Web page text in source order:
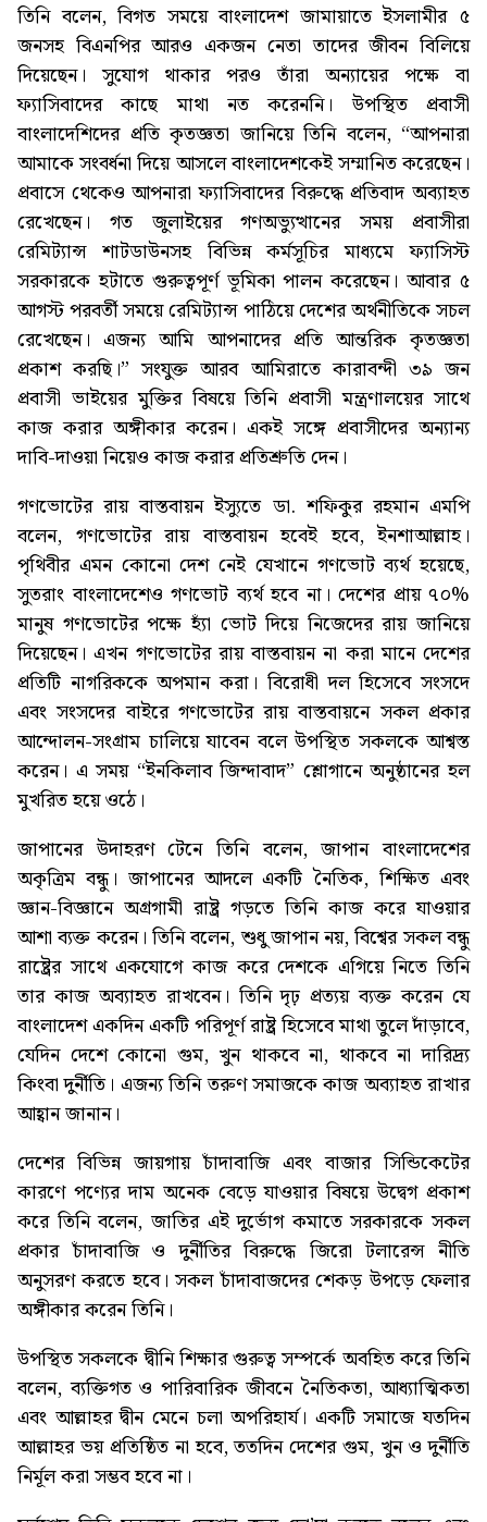
তিনি বলেন, বিগত সময়ে বাংলাদেশ জামায়াতে ইসলামীর ৫
জনসহ বিএনপির আরও একজন নেতা তাদের জীবন বিলিয়ে
দিয়েছেন। সুযোগ থাকার পরও তাঁরা অন্যায়ের পক্ষে বা
ফ্যাসিবাদের কাছে মাথা নত করেননি। উপস্থিত প্রবাসী
বাংলাদেশিদের প্রতি কৃতজ্ঞতা জানিয়ে তিনি বলেন, “আপনারা
আমাকে সংবর্ধনা দিয়ে আসলে বাংলাদেশকেই সম্মানিত করেছেন।
প্রবাসে থেকেও আপনারা ফ্যাসিবাদের বিরুদ্ধে প্রতিবাদ অব্যাহত
রেখেছেন। গত জুলাইয়ের গণঅভ্যুত্থানের সময় প্রবাসীরা
রেমিট্যান্স শাটডাউনসহ বিভিন্ন কর্মসূচির মাধ্যমে ফ্যাসিস্ট
সরকারকে হটাতে গুরুত্বপূর্ণ ভূমিকা পালন করেছেন। আবার ৫
আগস্ট পরবর্তী সময়ে রেমিট্যান্স পাঠিয়ে দেশের অর্থনীতিকে সচল
রেখেছেন। এজন্য আমি আপনাদের প্রতি আন্তরিক কৃতজ্ঞতা
প্রকাশ করছি।” সংযুক্ত আরব আমিরাতে কারাবন্দী ৩৯ জন
প্রবাসী ভাইয়ের মুক্তির বিষয়ে তিনি প্রবাসী মন্ত্রণালয়ের সাথে
কাজ করার অঙ্গীকার করেন। একই সঙ্গে প্রবাসীদের অন্যান্য
দাবি-দাওয়া নিয়েও কাজ করার প্রতিশ্রুতি দেন।
গণভোটের রায় বাস্তবায়ন ইস্যুতে ডা. শফিকুর রহমান এমপি
বলেন, গণভোটের রায় বাস্তবায়ন হবেই হবে, ইনশাআল্লাহ।
পৃথিবীর এমন কোনো দেশ নেই যেখানে গণভোট ব্যর্থ হয়েছে,
সুতরাং বাংলাদেশেও গণভোট ব্যর্থ হবে না। দেশের প্রায় ৭০%
মানুষ গণভোটের পক্ষে হ্যাঁ ভোট দিয়ে নিজেদের রায় জানিয়ে
দিয়েছেন। এখন গণভোটের রায় বাস্তবায়ন না করা মানে দেশের
প্রতিটি নাগরিককে অপমান করা। বিরোধী দল হিসেবে সংসদে
এবং সংসদের বাইরে গণভোটের রায় বাস্তবায়নে সকল প্রকার
আন্দোলন-সংগ্রাম চালিয়ে যাবেন বলে উপস্থিত সকলকে আশ্বস্ত
করেন। এ সময় “ইনকিলাব জিন্দাবাদ” শ্লোগানে অনুষ্ঠানের হল
মুখরিত হয়ে ওঠে।
জাপানের উদাহরণ টেনে তিনি বলেন, জাপান বাংলাদেশের
অকৃত্রিম বন্ধু। জাপানের আদলে একটি নৈতিক, শিক্ষিত এবং
জ্ঞান-বিজ্ঞানে অগ্রগামী রাষ্ট্র গড়তে তিনি কাজ করে যাওয়ার
আশা ব্যক্ত করেন। তিনি বলেন, শুধু জাপান নয়, বিশ্বের সকল বন্ধু
রাষ্ট্রের সাথে একযোগে কাজ করে দেশকে এগিয়ে নিতে তিনি
তার কাজ অব্যাহত রাখবেন। তিনি দৃঢ় প্রত্যয় ব্যক্ত করেন যে
বাংলাদেশ একদিন একটি পরিপূর্ণ রাষ্ট্র হিসেবে মাথা তুলে দাঁড়াবে,
যেদিন দেশে কোনো গুম, খুন থাকবে না, থাকবে না দারিদ্র্য
কিংবা দুর্নীতি। এজন্য তিনি তরুণ সমাজকে কাজ অব্যাহত রাখার
আহ্বান জানান।
দেশের বিভিন্ন জায়গায় চাঁদাবাজি এবং বাজার সিন্ডিকেটের
কারণে পণ্যের দাম অনেক বেড়ে যাওয়ার বিষয়ে উদ্বেগ প্রকাশ
করে তিনি বলেন, জাতির এই দুর্ভোগ কমাতে সরকারকে সকল
প্রকার চাঁদাবাজি ও দুর্নীতির বিরুদ্ধে জিরো টলারেন্স নীতি
অনুসরণ করতে হবে। সকল চাঁদাবাজদের শেকড় উপড়ে ফেলার
অঙ্গীকার করেন তিনি।
উপস্থিত সকলকে দ্বীনি শিক্ষার গুরুত্ব সম্পর্কে অবহিত করে তিনি
বলেন, ব্যক্তিগত ও পারিবারিক জীবনে নৈতিকতা, আধ্যাত্মিকতা
এবং আল্লাহর দ্বীন মেনে চলা অপরিহার্য। একটি সমাজে যতদিন
আল্লাহর ভয় প্রতিষ্ঠিত না হবে, ততদিন দেশের গুম, খুন ও দুর্নীতি
নির্মূল করা সম্ভব হবে না।